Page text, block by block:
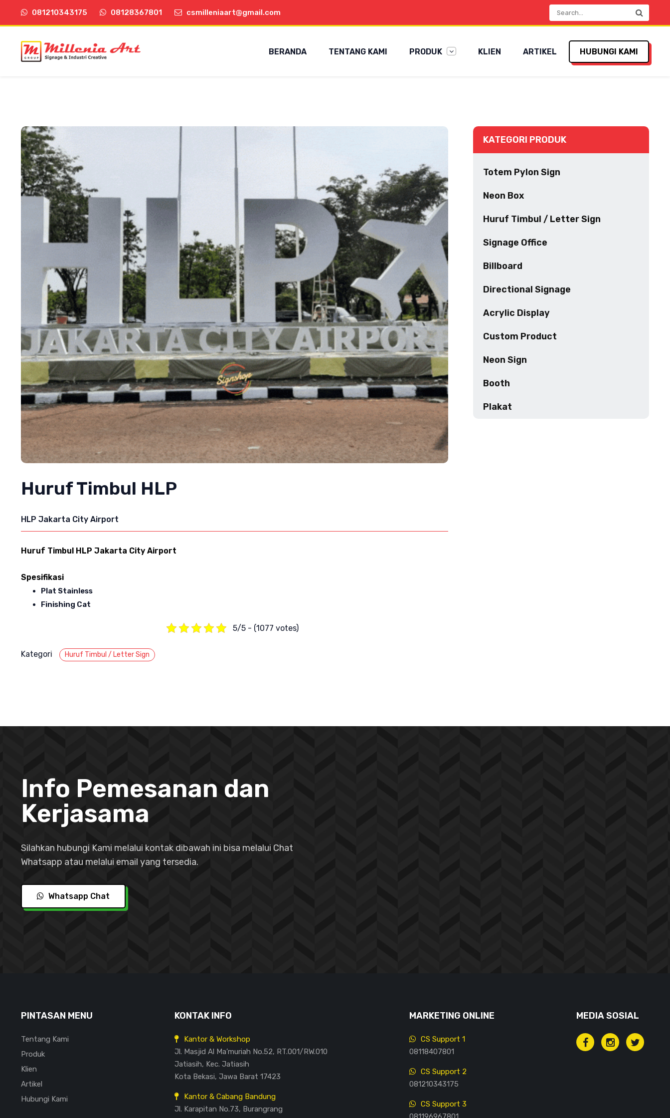
081210343175 08128367801 csmilleniaart@gmail.com
BERANDA TENTANG KAMI PRODUK KLIEN ARTIKEL HUBUNGI KAMI
Huruf Timbul HLP
HLP Jakarta City Airport
Huruf Timbul HLP Jakarta City Airport
Spesifikasi
Plat Stainless
Finishing Cat
5/5 - (1077 votes)
Kategori Huruf Timbul / Letter Sign
KATEGORI PRODUK
Totem Pylon Sign
Neon Box
Huruf Timbul / Letter Sign
Signage Office
Billboard
Directional Signage
Acrylic Display
Custom Product
Neon Sign
Booth
Plakat
Info Pemesanan dan
Kerjasama
Silahkan hubungi Kami melalui kontak dibawah ini bisa melalui Chat
Whatsapp atau melalui email yang tersedia.
Whatsapp Chat
PINTASAN MENU
Tentang Kami
Produk
Klien
Artikel
Hubungi Kami
KONTAK INFO
Kantor & Workshop
Jl. Masjid Al Ma’muriah No.52, RT.001/RW.010
Jatiasih, Kec. Jatiasih
Kota Bekasi, Jawa Barat 17423
Kantor & Cabang Bandung
Jl. Karapitan No.73, Burangrang
MARKETING ONLINE
CS Support 1
08118407801
CS Support 2
081210343175
CS Support 3
MEDIA SOSIAL